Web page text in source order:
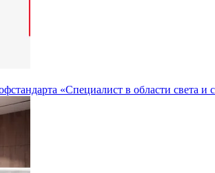
«Специалист в области света и